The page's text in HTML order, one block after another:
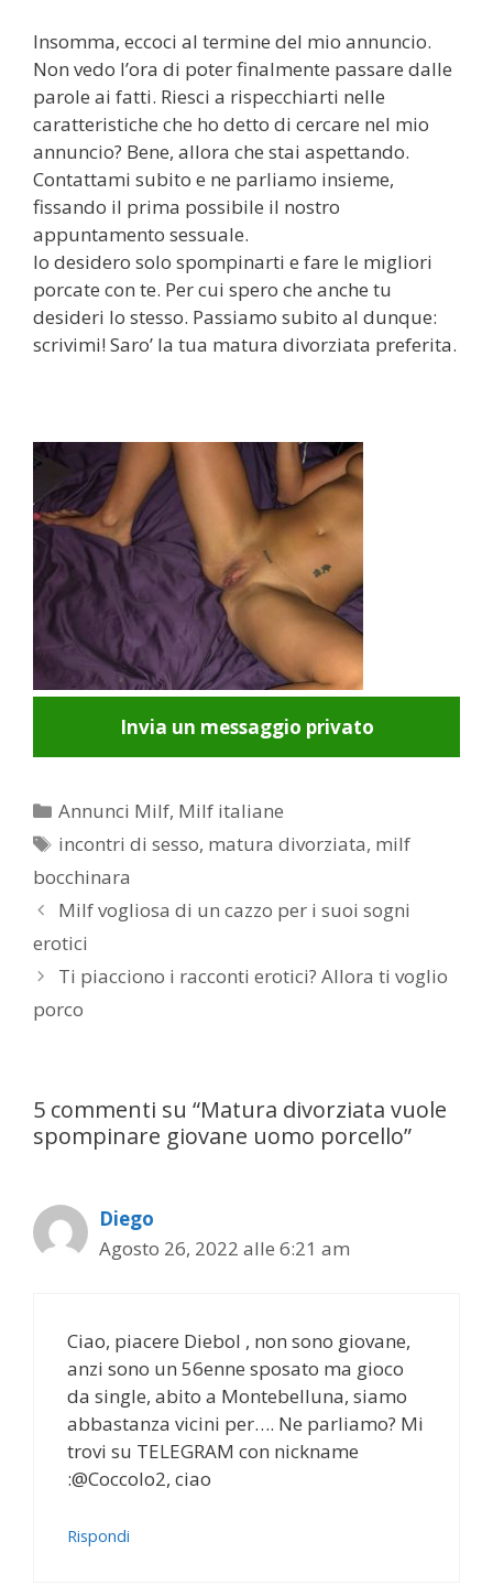
Insomma, eccoci al termine del mio annuncio.
Non vedo l’ora di poter finalmente passare dalle
parole ai fatti. Riesci a rispecchiarti nelle
caratteristiche che ho detto di cercare nel mio
annuncio? Bene, allora che stai aspettando.
Contattami subito e ne parliamo insieme,
fissando il prima possibile il nostro
appuntamento sessuale.
Io desidero solo spompinarti e fare le migliori
porcate con te. Per cui spero che anche tu
desideri lo stesso. Passiamo subito al dunque:
scrivimi! Saro’ la tua matura divorziata preferita.
Invia un messaggio privato
Categorie
Annunci Milf, Milf italiane
Tag
incontri di sesso, matura divorziata, milf
bocchinara
Post
navigation
Milf vogliosa di un cazzo per i suoi sogni
erotici
Ti piacciono i racconti erotici? Allora ti voglio
porco
5 commenti su “Matura divorziata vuole
spompinare giovane uomo porcello”
Diego
Agosto 26, 2022 alle 6:21 am
Ciao, piacere Diebol , non sono giovane,
anzi sono un 56enne sposato ma gioco
da single, abito a Montebelluna, siamo
abbastanza vicini per…. Ne parliamo? Mi
trovi su TELEGRAM con nickname
:@Coccolo2, ciao
Rispondi